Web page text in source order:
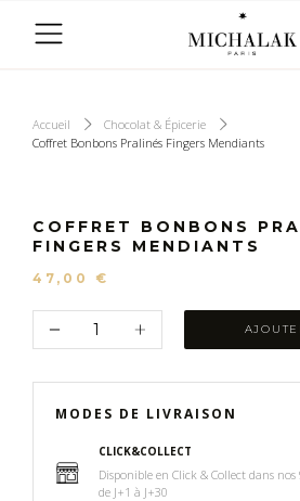
Accueil
Chocolat & Épicerie
Coffret Bonbons Pralinés Fingers Mendiants
COFFRET BONBONS
FINGERS MENDIANTS
47,00 €
MODES DE LIVRAISON
CLICK&COLLECT
Disponible en Click & Collect dans
de J+1 à J+30